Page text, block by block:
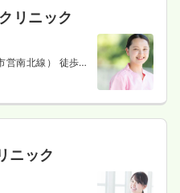
リニック
営南北線） 徒歩1
ニック